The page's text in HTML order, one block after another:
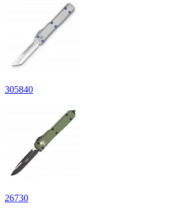
305840
26730